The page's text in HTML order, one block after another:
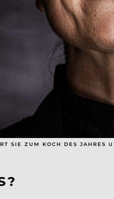
SIE ZUM KOCH DES JAHRES